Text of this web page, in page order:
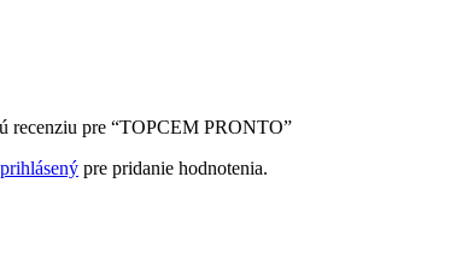
recenziu pre “TOPCEM PRONTO”
prihlásený pre pridanie hodnotenia.